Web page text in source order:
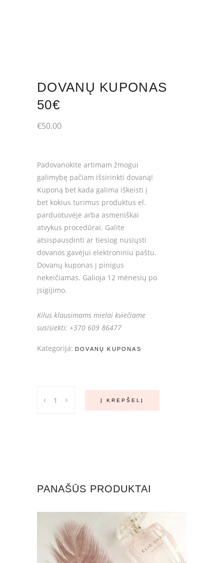
DOVANŲ KUPONAS
50€
€50.00
Padovanokite artimam žmogui
galimybę pačiam išsirinkti dovaną!
Kuponą bet kada galima iškeisti į
bet kokius turimus produktus el.
parduotuvėje arba asmeniškai
atvykus procedūrai. Galite
atsispausdinti ar tiesiog nusiųsti
dovanos gavėjui elektroniniu paštu.
Dovanų kuponas į pinigus
nekeičiamas. Galioja 12 mėnesių po
įsigijimo.
Kilus klausimams mielai kviečiame
susisiekti: +370 609 86477
Kategorija: DOVANŲ KUPONAS
KUPONAS
Į KREPŠELĮ
PANAŠŪS PRODUKTAI